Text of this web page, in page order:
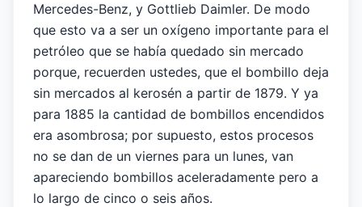
Mercedes-Benz, y Gottlieb Daimler. De modo
que esto va a ser un oxígeno importante para el
petróleo que se había quedado sin mercado
porque, recuerden ustedes, que el bombillo deja
sin mercados al kerosén a partir de 1879. Y ya
para 1885 la cantidad de bombillos encendidos
era asombrosa; por supuesto, estos procesos
no se dan de un viernes para un lunes, van
apareciendo bombillos aceleradamente pero a
lo largo de cinco o seis años.